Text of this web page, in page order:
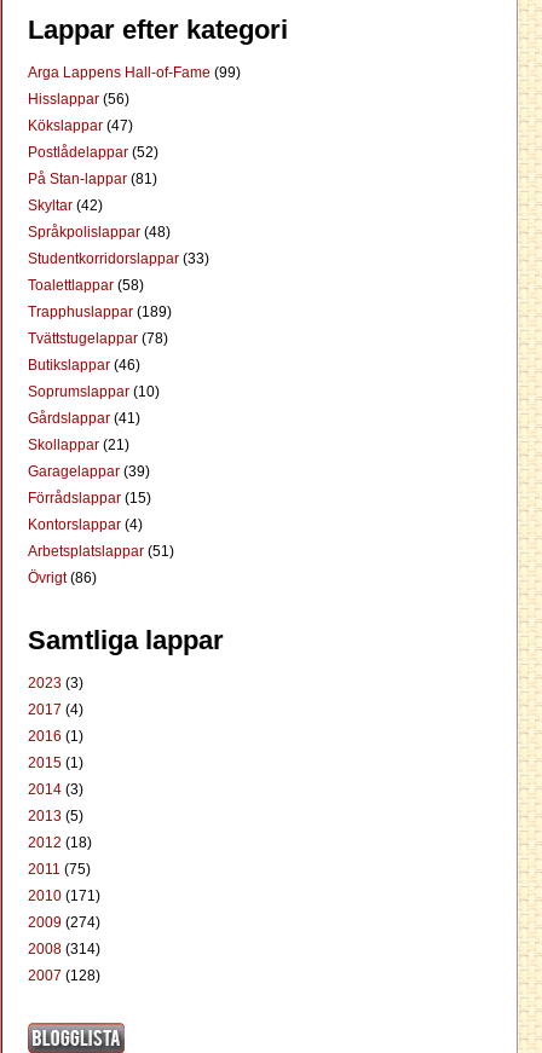
Lappar efter kategori
Arga Lappens Hall-of-Fame (99)
Hisslappar (56)
Kökslappar (47)
Postlådelappar (52)
På Stan-lappar (81)
Skyltar (42)
Språkpolislappar (48)
Studentkorridorslappar (33)
Toalettlappar (58)
Trapphuslappar (189)
Tvättstugelappar (78)
Butikslappar (46)
Soprumslappar (10)
Gårdslappar (41)
Skollappar (21)
Garagelappar (39)
Förrådslappar (15)
Kontorslappar (4)
Arbetsplatslappar (51)
Övrigt(86)
Samtliga lappar
2023 (3)
2017 (4)
2016 (1)
2015 (1)
2014 (3)
2013 (5)
2012 (18)
2011 (75)
2010 (171)
2009 (274)
2008 (314)
2007 (128)